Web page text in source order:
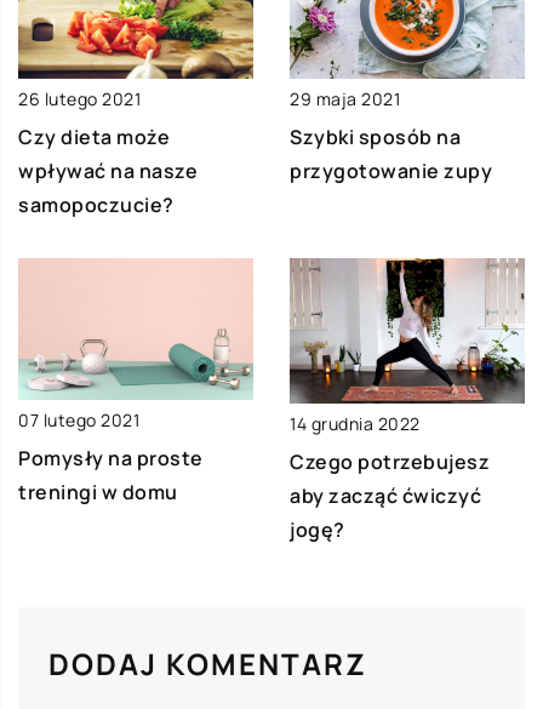
26 lutego 2021
Czy dieta może
wpływać na nasze
samopoczucie?
29 maja 2021
Szybki sposób na
przygotowanie zupy
07 lutego 2021
Pomysły na proste
treningi w domu
14 grudnia 2022
Czego potrzebujesz
aby zacząć ćwiczyć
jogę?
DODAJ KOMENTARZ